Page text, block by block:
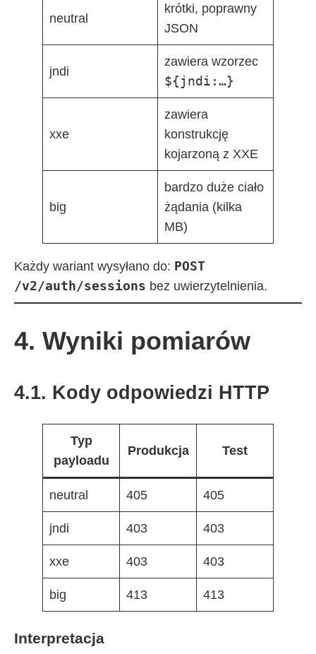
neutral
krótki, poprawny
JSON
jndi
zawiera wzorzec
${jndi:…}
xxe
zawiera
konstrukcję
kojarzoną z XXE
big
bardzo duże ciało
żądania (kilka
MB)
Każdy wariant wysyłano do: POST
/v2/auth/sessions bez uwierzytelnienia.
4. Wyniki pomiarów
4.1. Kody odpowiedzi HTTP
Typ
payloadu
Produkcja Test
neutral 405 405
jndi 403 403
xxe 403 403
big 413 413
Interpretacja